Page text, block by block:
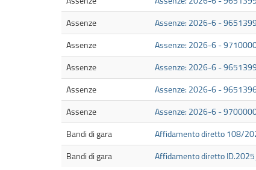
Assenze
Assenze: 2026-6 -
Assenze
Assenze: 2026-6 -
Assenze
Assenze: 2026-6 -
Assenze
Assenze: 2026-6 -
Assenze
Assenze: 2026-6 -
Bandi di gara
Affidamento diretto 108/
Bandi di gara
Affidamento diretto